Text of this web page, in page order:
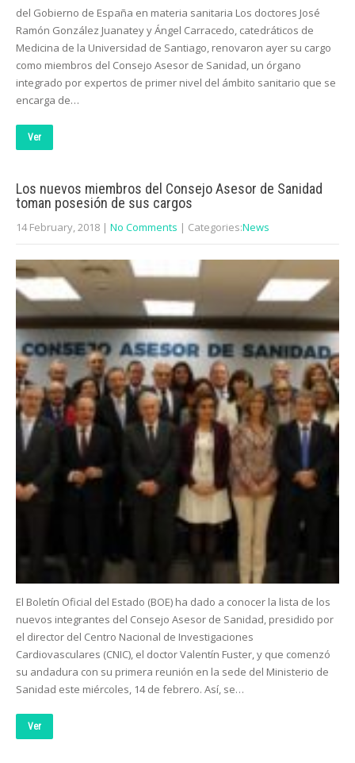
del Gobierno de España en materia sanitaria Los doctores José
Ramón González Juanatey y Ángel Carracedo, catedráticos de
Medicina de la Universidad de Santiago, renovaron ayer su cargo
como miembros del Consejo Asesor de Sanidad, un órgano
integrado por expertos de primer nivel del ámbito sanitario que se
encarga de…
Ver
Los nuevos miembros del Consejo Asesor de Sanidad
toman posesión de sus cargos
14 February, 2018 | No Comments | Categories:News
El Boletín Oficial del Estado (BOE) ha dado a conocer la lista de los
nuevos integrantes del Consejo Asesor de Sanidad, presidido por
el director del Centro Nacional de Investigaciones
Cardiovasculares (CNIC), el doctor Valentín Fuster, y que comenzó
su andadura con su primera reunión en la sede del Ministerio de
Sanidad este miércoles, 14 de febrero. Así, se…
Ver